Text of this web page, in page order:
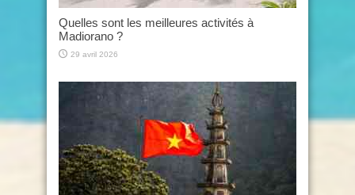
Quelles sont les meilleures activités à
Madiorano ?
29 avril 2026